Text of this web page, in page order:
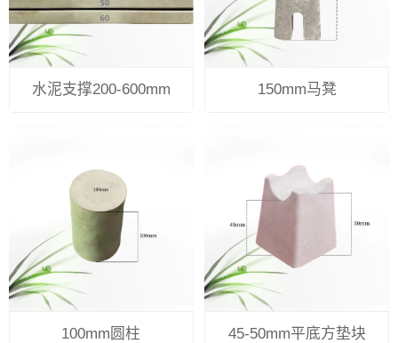
水泥支撑200-600mm 150mm马凳
100mm圆柱 45-50mm平底方垫块